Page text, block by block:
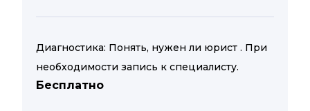
Диагностика: Понять, нужен ли юрист . При
необходимости запись к специалисту.
Бесплатно